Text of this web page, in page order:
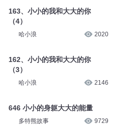
163、小小的我和大大的你
（4）
哈小浪 2020
162、小小的我和大大的你
（3）
哈小浪 2146
646 小小的身躯大大的能量
多特熊故事 9729